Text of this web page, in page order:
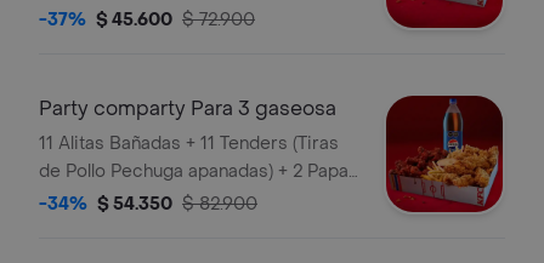
Pequeñas + 1 Balde de Salsa 100g
-37% $ 45.600 $ 72.900
Party comparty Para 3 gaseosa
11 Alitas Bañadas + 11 Tenders (Tiras
de Pollo Pechuga apanadas) + 2 Papas
Pequeñas + 1 Balde de Salsa 100g + 1
-34% $ 54.350 $ 82.900